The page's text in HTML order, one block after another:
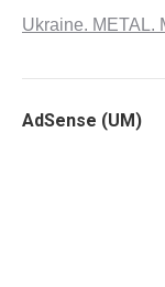
Ukraine. METAL.
AdSense (UM)